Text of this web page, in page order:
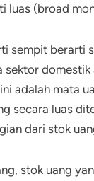
luas (broad
sempit berarti
sektor
adalah mata
secara luas
dari stok
stok uang